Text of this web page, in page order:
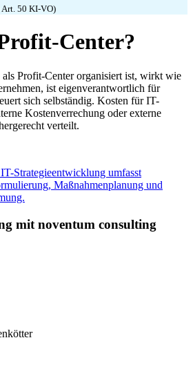
50 KI-VO)
Center?
Profit-Center organisiert ist, wirkt wie
ist eigenverantwortlich für
sich selbständig. Kosten für IT-
Kostenverrechung oder externe
verteilt.
mit noventum consulting